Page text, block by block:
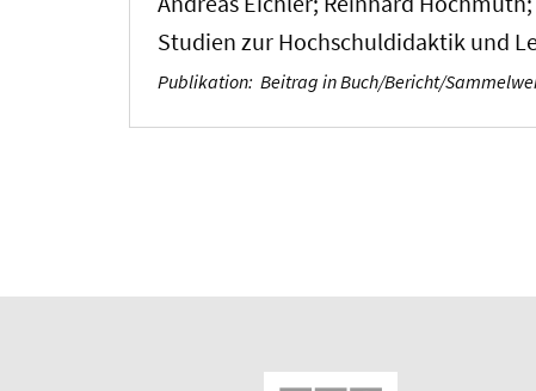
Studien zur Hochschuldidaktik und
Publikation: Beitrag in Buch/Bericht/